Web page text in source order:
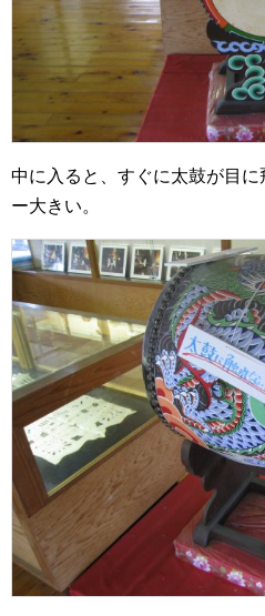
中に入ると、すぐに太鼓が目
ー大きい。